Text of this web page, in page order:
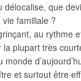
que
familiale ?
au rythme
plupart très
et surtout être